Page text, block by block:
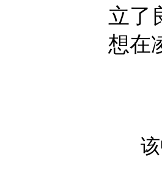
立了
想在